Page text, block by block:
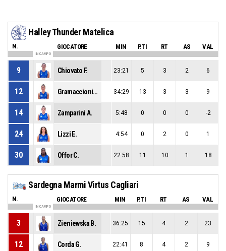
Halley Thunder Matelica
N. GIOCATORE MIN P.TI RT AS VAL
IN CAMPO
9 Chiovato F. 23:21 5 3 2 6
12 Gramaccioni B. 34:29 13 3 3 9
14 Zamparini A. 5:48 0 0 0 -2
24 Lizzi E. 4:54 0 2 0 1
30 Offor C. 22:58 11 10 1 18
Sardegna Marmi Virtus Cagliari
N. GIOCATORE MIN P.TI RT AS VAL
IN CAMPO
3 Zieniewska B. 36:25 15 4 2 23
12 Corda G. 22:41 8 4 2 9